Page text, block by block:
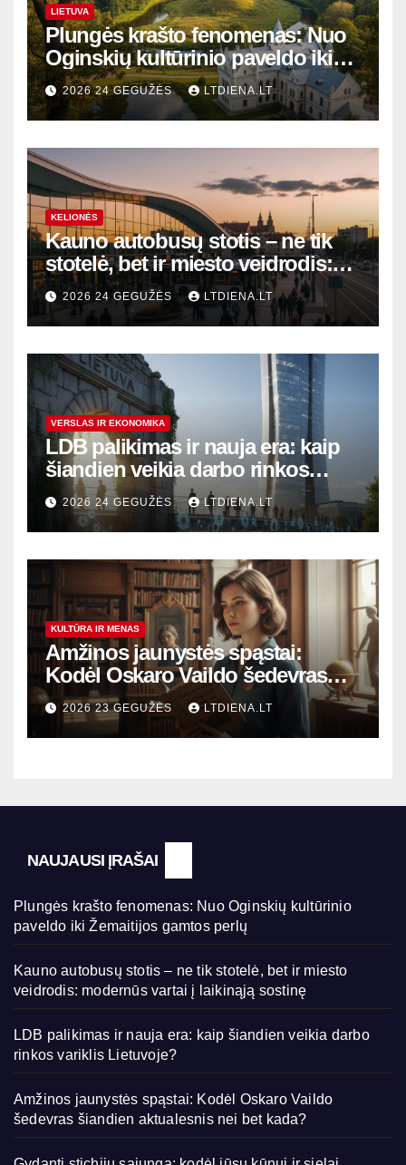
LIETUVA
Plungės krašto fenomenas: Nuo
Oginskių kultūrinio paveldo iki
Žemaitijos gamtos perlų
2026 24 GEGUŽĖS LTDIENA.LT
KELIONĖS
Kauno autobusų stotis – ne tik
stotelė, bet ir miesto veidrodis:
modernūs vartai į laikinąją
sostinę
2026 24 GEGUŽĖS LTDIENA.LT
VERSLAS IR EKONOMIKA
LDB palikimas ir nauja era: kaip
šiandien veikia darbo rinkos
variklis Lietuvoje?
2026 24 GEGUŽĖS LTDIENA.LT
KULTŪRA IR MENAS
Amžinos jaunystės spąstai:
Kodėl Oskaro Vaildo šedevras
šiandien aktualesnis nei bet
kada?
2026 23 GEGUŽĖS LTDIENA.LT
NAUJAUSI ĮRAŠAI
Plungės krašto fenomenas: Nuo Oginskių kultūrinio
paveldo iki Žemaitijos gamtos perlų
Kauno autobusų stotis – ne tik stotelė, bet ir miesto
veidrodis: modernūs vartai į laikinąją sostinę
LDB palikimas ir nauja era: kaip šiandien veikia darbo
rinkos variklis Lietuvoje?
Amžinos jaunystės spąstai: Kodėl Oskaro Vaildo
šedevras šiandien aktualesnis nei bet kada?